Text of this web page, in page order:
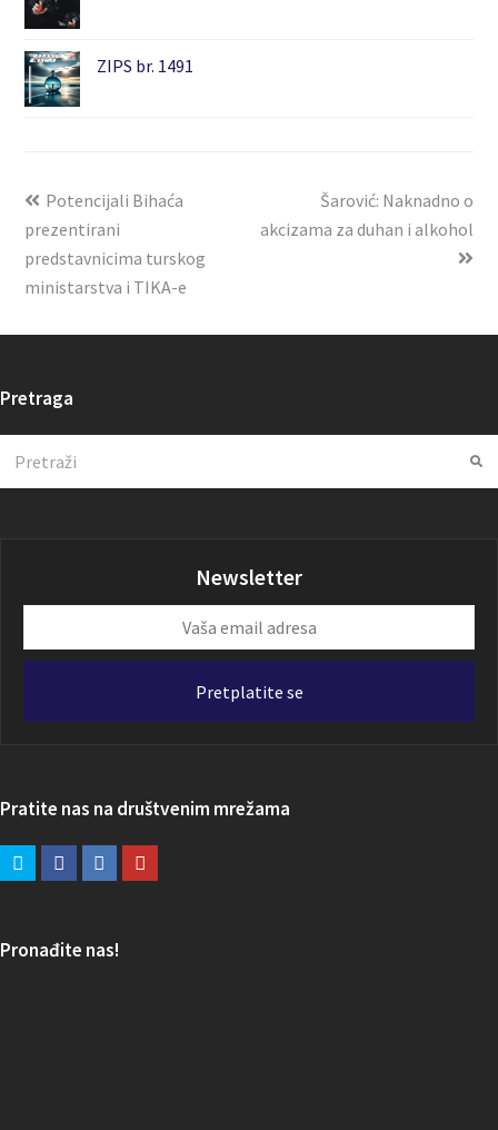
ZIPS br. 1491
Potencijali Bihaća
prezentirani
predstavnicima turskog
ministarstva i TIKA-e
Šarović: Naknadno o
akcizama za duhan i alkohol
Pretraga
Newsletter
email
Pretplatite se
Pratite nas na društvenim mrežama
Pronađite nas!